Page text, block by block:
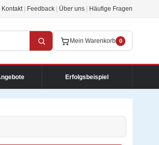
Kontakt Feedback Über uns Häufige Fragen
Mein Warenkorb 0
Erfolgsbeispiel